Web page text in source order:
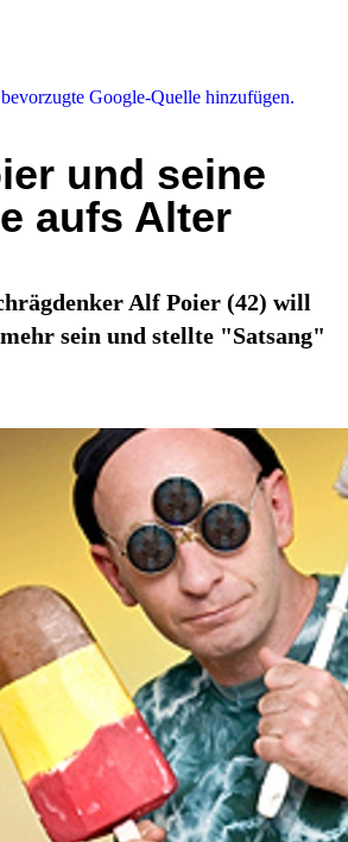
Google-Quelle hinzufügen.
und seine
aufs Alter
Alf Poier (42) will
sein und stellte "Satsang"